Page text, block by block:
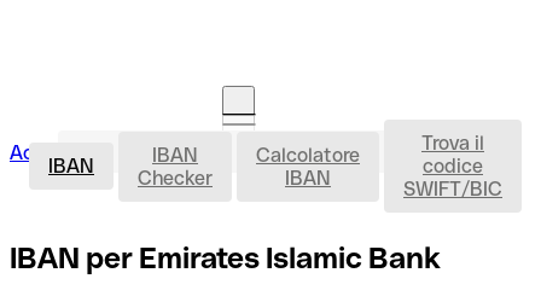
Accedi Avvia la procedura IBAN
IBAN
IBAN
Checker
Calcolatore
IBAN
Trova il
codice
SWIFT/BIC
IBAN per Emirates Islamic Bank